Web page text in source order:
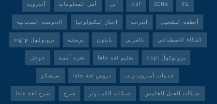
5G
CCNA
pdf أبل أمن المعلومات أندرويد
أنظمة التشغيل إنترنت اخبار التكنولوجيا الحوسبة السحابية
الذكاء الاصطناعي بالعربي بايثون برمجة بروتوكول eigrp
بروتوكول ospf تعليم لغة جافا ثغرة أمنية جوجل
خدمات أمازون ويب دروس لغة جافا سيسكو
شبكات الجيل الخامس شبكات الكمبيوتر شرح شرح لغة جافا